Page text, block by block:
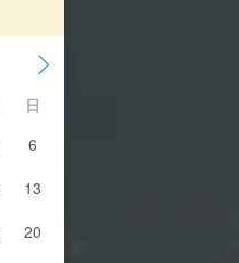
日
6
13
20